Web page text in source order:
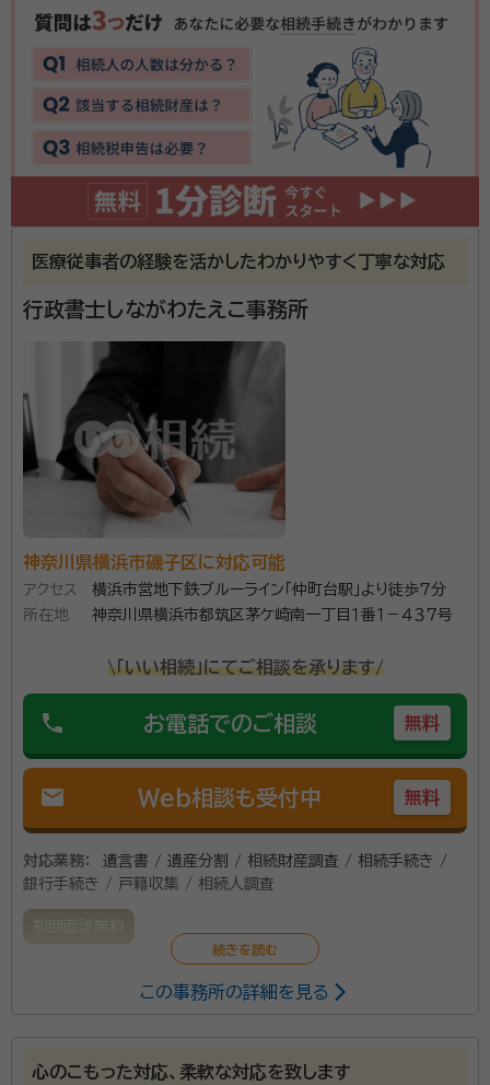
0902758）、東京入国管理局長届出済 申請取次行政書士
事務所口コミ（抜粋）：
account_circle 満足度 5.0 ご利用時期：2022/3
【対応エリア】神奈川県全域 相談無料、横浜市近郊なら
出張も無料です。お問い合わせ下さった方全員に、A4
判フルカラー8ページのハンドブック3種を無料で差し上
医療従事者の経験を活かしたわかりやすく丁寧な対応
行政書士しながわたえこ事務所
神奈川県横浜市磯子区に対応可能
アクセス
横浜市営地下鉄ブルーライン「仲町台駅」より徒歩7分
所在地
神奈川県横浜市都筑区茅ケ崎南一丁目１番１－４３７号
\「いい相続」にてご相談を承ります/
phone お電話でのご相談 無料
mail Web相談も受付中 無料
対応業務：
遺言書 / 遺産分割 / 相続財産調査 / 相続手続き /
銀行手続き / 戸籍収集 / 相続人調査
初回面談無料
大切な方を亡くした悲しみと、ご自身やご家族の生活や
この事務所の詳細を見る
心のこもった対応、柔軟な対応を致します